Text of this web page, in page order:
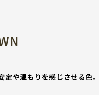
定や温もりを感じさせる色